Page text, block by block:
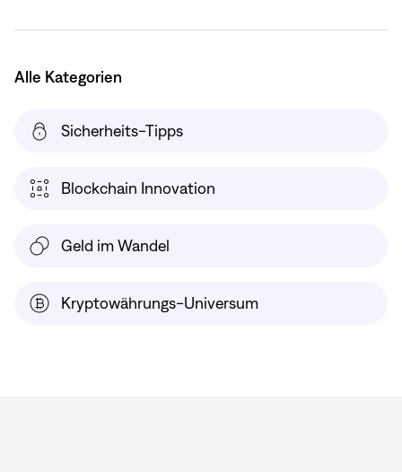
Alle Kategorien
Sicherheits-Tipps
Blockchain Innovation
Geld im Wandel
Kryptowährungs-Universum